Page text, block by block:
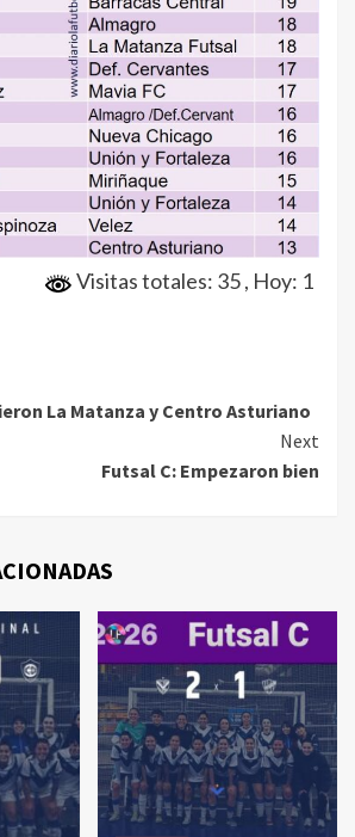
Visitas totales: 35, Hoy: 1
La Matanza y Centro Asturiano
Next
Futsal C: Empezaron bien